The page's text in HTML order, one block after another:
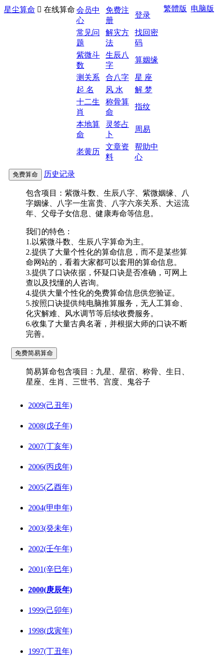
星尘算命  在线算命 繁體版 电脑版
会员中
心
免费注
册
登录
常见问
题
解灾方
法
找回密
码
紫微斗
数
生辰八
字
算姻缘
测关系 合八字
星 座
起 名
风 水
解 梦
十二生
肖
称骨算
命
指纹
本地算
命
灵签占
卜
周易
老黄历
文章资
料
帮助中
心
历史记录
包含项目：紫微斗数、生辰八字、紫微姻缘、八
字姻缘、八字一生富贵、八字六亲关系、大运流
年、父母子女信息、健康寿命等信息。
我们的特色：
1.以紫微斗数、生辰八字算命为主。
2.提供了大量个性化的算命信息，而不是某些算
命网站的，看着大家都可以套用的算命信息。
3.提供了口诀依据，怀疑口诀是否准确，可网上
查以及找懂的人咨询。
4.提供大量个性化的免费算命信息供您验证。
5.按照口诀提供纯电脑推算服务，无人工算命、
化灾解难、风水调节等后续收费服务。
6.收集了大量古典名著，并根据大师的口诀不断
完善。
简易算命包含项目：九星、星宿、称骨、生日、
星座、生肖、三世书、宫度、鬼谷子
2009(己丑年)
2008(戊子年)
2007(丁亥年)
2006(丙戌年)
2005(乙酉年)
2004(甲申年)
2003(癸未年)
2002(壬午年)
2001(辛巳年)
2000(庚辰年)
1999(己卯年)
1998(戊寅年)
1997(丁丑年)